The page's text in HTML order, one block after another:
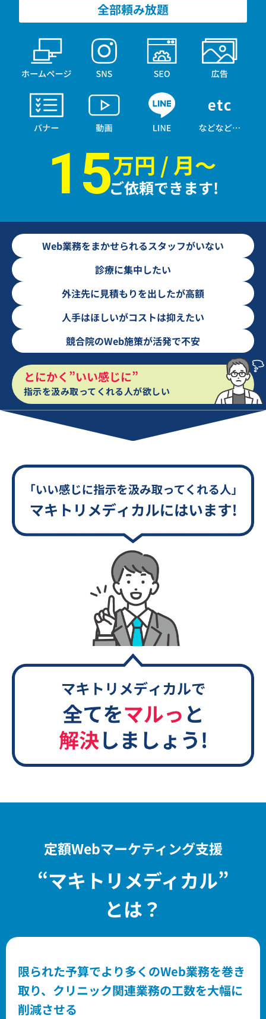
全部頼み放題
15万円 / 月〜
ご依頼できます!
Web業務をまかせられるスタッフがいない
診療に集中したい
外注先に見積もりを出したが高額
人手はほしいがコストは抑えたい
競合院のWeb施策が活発で不安
とにかく”いい感じに”
指示を汲み取ってくれる人が欲しい
定額Webマーケティング支援
“マキトリメディカル”
とは？
限られた予算でより多くのWeb業務を巻き
取り、 クリニック関連業務の工数を大幅に
削減させる